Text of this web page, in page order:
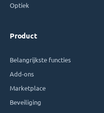
Optiek
Product
Belangrijkste functies
Add-ons
Marketplace
Beveiliging